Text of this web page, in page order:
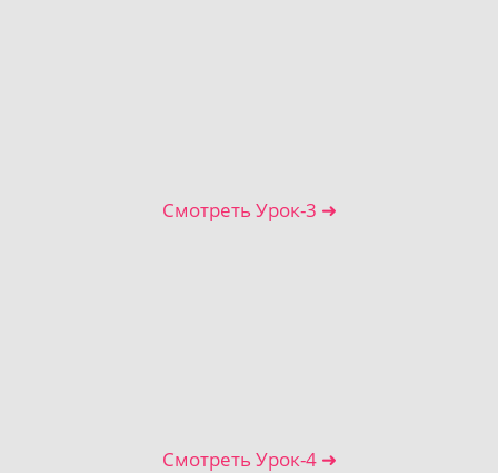
Смотреть Урок-3 ➜
Смотреть Урок-4 ➜